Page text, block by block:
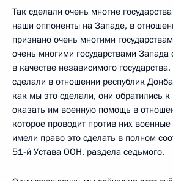
Так сделали очень многие
наши оппоненты на Западе, в
признано очень многими
очень многими государствами Запада
в качестве независимого
сделали в отношении республик
как мы это сделали, они обратились
оказать им военную помощь в
которое проводит против них
имели право это сделать в полном
51-й Устава ООН, раздела седьмого.